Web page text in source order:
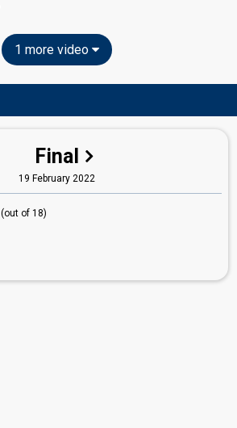
1 more video
Final
19 February 2022
(out of 18)